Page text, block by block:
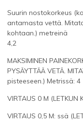
Suurin nostokorkeus
antamasta vettä.
kohtaan.) metreinä
4,2
MAKSIMINEN
PYSÄYTTÄÄ VETÄ.
pisteeseen.) Metrissä: 4
VIRTAUS 0 M (LETKUN
VIRTAUS 0,5 M: ssä